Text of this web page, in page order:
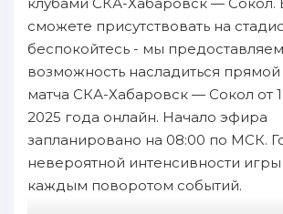
сможете присутствовать на
беспокойтесь - мы предоставляем
возможность насладиться
матча СКА-Хабаровск — Сокол от
2025 года онлайн. Начало эфира
запланировано на 08:00 по МСК.
невероятной интенсивности игры
каждым поворотом событий.